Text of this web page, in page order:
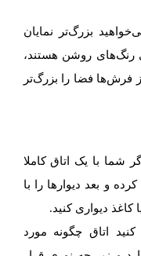
بزرگ‌تر نمایان
رنگ‌های روشن هستند،
فرش‌ها فضا را بزرگ‌تر
شما با یک اتاق کاملا
و بعد دیوارها را با
دیواری کنید.
اتاق چگونه مورد